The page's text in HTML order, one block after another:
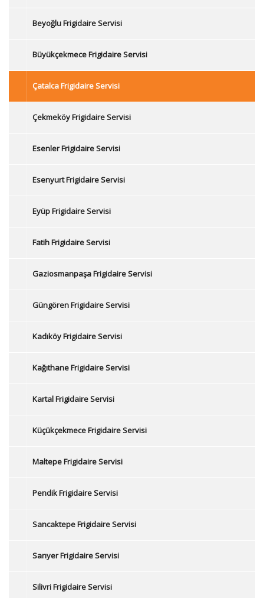
Beyoğlu Frigidaire Servisi
Büyükçekmece Frigidaire Servisi
Çatalca Frigidaire Servisi
Çekmeköy Frigidaire Servisi
Esenler Frigidaire Servisi
Esenyurt Frigidaire Servisi
Eyüp Frigidaire Servisi
Fatih Frigidaire Servisi
Gaziosmanpaşa Frigidaire Servisi
Güngören Frigidaire Servisi
Kadıköy Frigidaire Servisi
Kağıthane Frigidaire Servisi
Kartal Frigidaire Servisi
Küçükçekmece Frigidaire Servisi
Maltepe Frigidaire Servisi
Pendik Frigidaire Servisi
Sancaktepe Frigidaire Servisi
Sarıyer Frigidaire Servisi
Silivri Frigidaire Servisi